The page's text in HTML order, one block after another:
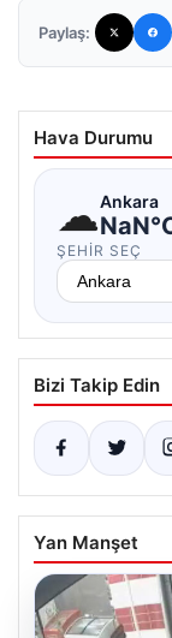
Paylaş:
Hava Durumu
☁Ankara
ŞEHIR SEÇ
Bizi Takip Edin
Yan Manşet